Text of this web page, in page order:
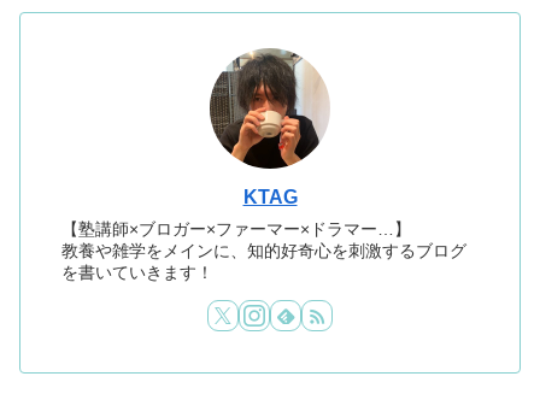
KTAG
【塾講師×ブロガー×ファーマー×ドラマー…】
教養や雑学をメインに、知的好奇心を刺激するブログ
を書いていきます！